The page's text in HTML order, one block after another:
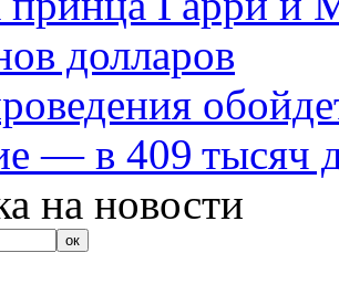
долларов
— в 409 тысяч
на новости